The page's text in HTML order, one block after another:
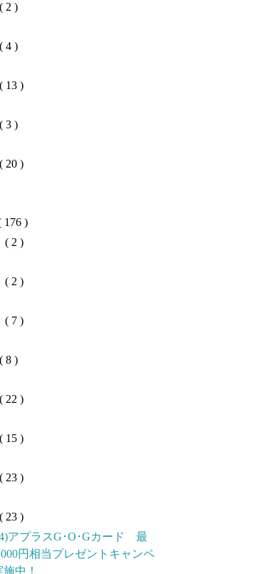
( 2 )
( 4 )
( 13 )
( 3 )
( 20 )
176 )
( 2 )
( 2 )
( 7 )
( 8 )
( 22 )
( 15 )
( 23 )
( 23 )
アプラスG･O･Gカード 最
円相当プレゼントキャンペ
中！